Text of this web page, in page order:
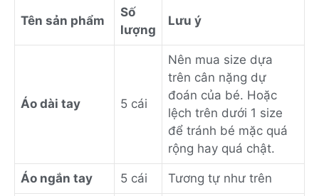
Tên sản phẩm
Số
lượng
Lưu ý
Áo dài tay 5 cái
Nên mua size dựa
trên cân nặng dự
đoán của bé. Hoặc
lệch trên dưới 1 size
để tránh bé mặc quá
rộng hay quá chật.
Áo ngắn tay 5 cái Tương tự như trên